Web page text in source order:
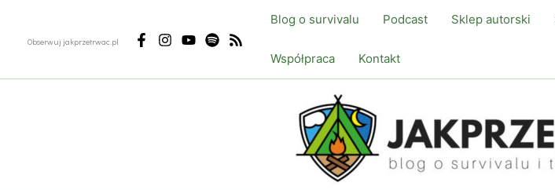
Obserwuj jakprzetrwac.pl
Blog o survivalu Podcast Sklep autorski
Współpraca Kontakt